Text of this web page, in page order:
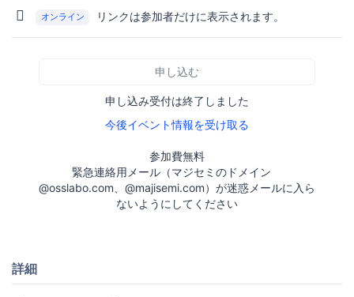
オンライン リンクは参加者だけに表示されます。
申し込む
申し込み受付は終了しました
今後イベント情報を受け取る
参加費無料
緊急連絡用メール（マジセミのドメイン
@osslabo.com、@majisemi.com）が迷惑メールに入ら
ないようにしてください
詳細